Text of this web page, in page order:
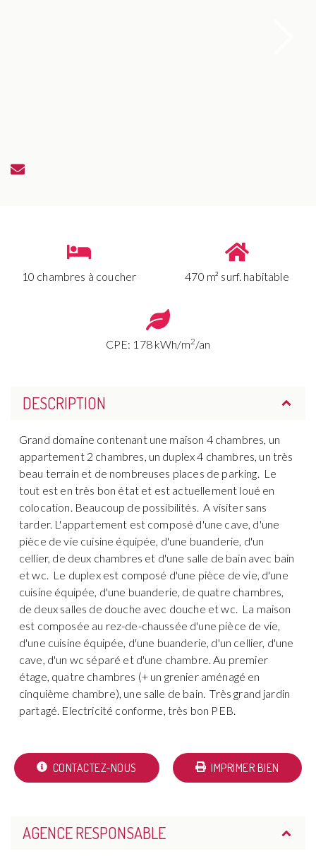
10 chambres à coucher 470 m² surf. habitable
CPE: 178 kWh/m2/an
DESCRIPTION
Grand domaine contenant une maison 4 chambres, un
appartement 2 chambres, un duplex 4 chambres, un très
beau terrain et de nombreuses places de parking. Le
tout est en très bon état et est actuellement loué en
colocation. Beaucoup de possibilités. A visiter sans
tarder. L'appartement est composé d'une cave, d'une
pièce de vie cuisine équipée, d'une buanderie, d'un
cellier, de deux chambres et d'une salle de bain avec bain
et wc. Le duplex est composé d'une pièce de vie, d'une
cuisine équipée, d'une buanderie, de quatre chambres,
de deux salles de douche avec douche et wc. La maison
est composée au rez-de-chaussée d'une pièce de vie,
d'une cuisine équipée, d'une buanderie, d'un cellier, d'une
cave, d'un wc séparé et d'une chambre. Au premier
étage, quatre chambres (+ un grenier aménagé en
cinquième chambre), une salle de bain. Très grand jardin
partagé. Electricité conforme, très bon PEB.
CONTACTEZ-NOUS IMPRIMER BIEN
AGENCE RESPONSABLE